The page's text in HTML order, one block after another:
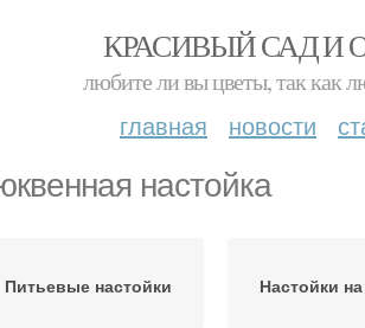
КРАСИВЫЙ САД И
любите ли вы цветы, так как
главная новости
настойка
Питьевые настойки Настойки